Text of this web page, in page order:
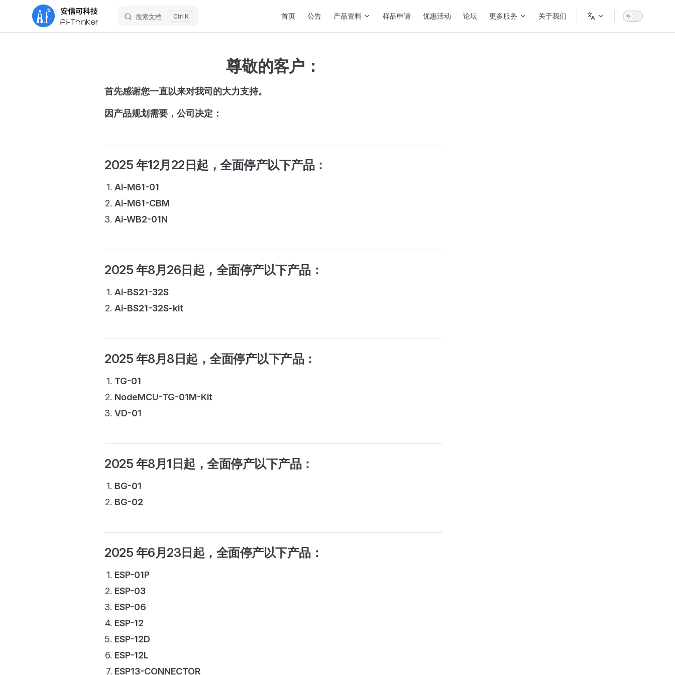
Skip to content 搜索文档 K 首页 公告 产品资料 样品申请 优惠活动 论坛 更多服务 关于我们
尊敬的客户：
首先感谢您一直以来对我司的大力支持。
因产品规划需要，公司决定：
2025 年12月22日起 ，全面停产以下产品：
Ai-M61-01
Ai-M61-CBM
Ai-WB2-01N
2025 年8月26日起 ，全面停产以下产品：
Ai-BS21-32S
Ai-BS21-32S-kit
2025 年8月8日起 ，全面停产以下产品：
TG-01
NodeMCU-TG-01M-Kit
VD-01
2025 年8月1日起 ，全面停产以下产品：
BG-01
BG-02
2025 年6月23日起 ，全面停产以下产品：
ESP-01P
ESP-03
ESP-06
ESP-12
ESP-12D
ESP-12L
ESP13-CONNECTOR